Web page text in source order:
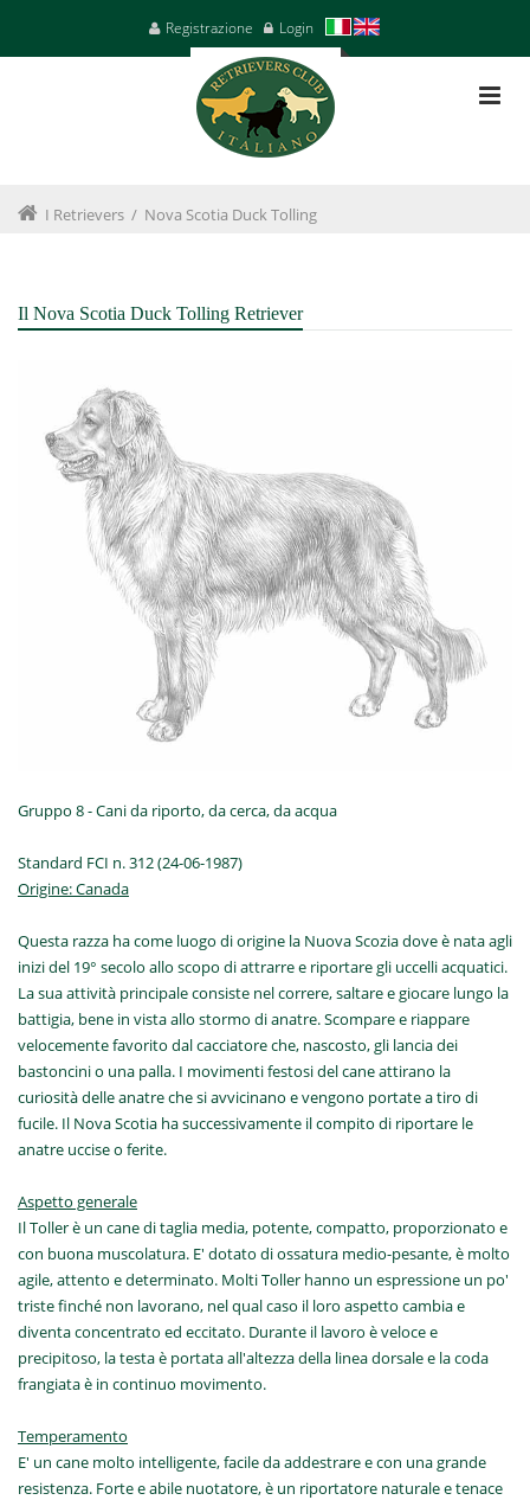
Registrazione Login
I Retrievers / Nova Scotia Duck Tolling
Il Nova Scotia Duck Tolling Retriever
Gruppo 8 - Cani da riporto, da cerca, da acqua
Standard FCI n. 312 (24-06-1987)
Origine: Canada
Questa razza ha come luogo di origine la Nuova Scozia dove è nata agli
inizi del 19° secolo allo scopo di attrarre e riportare gli uccelli acquatici.
La sua attività principale consiste nel correre, saltare e giocare lungo la
battigia, bene in vista allo stormo di anatre. Scompare e riappare
velocemente favorito dal cacciatore che, nascosto, gli lancia dei
bastoncini o una palla. I movimenti festosi del cane attirano la
curiosità delle anatre che si avvicinano e vengono portate a tiro di
fucile. Il Nova Scotia ha successivamente il compito di riportare le
anatre uccise o ferite.
Aspetto generale
Il Toller è un cane di taglia media, potente, compatto, proporzionato e
con buona muscolatura. E' dotato di ossatura medio-pesante, è molto
agile, attento e determinato. Molti Toller hanno un espressione un po'
triste finché non lavorano, nel qual caso il loro aspetto cambia e
diventa concentrato ed eccitato. Durante il lavoro è veloce e
precipitoso, la testa è portata all'altezza della linea dorsale e la coda
frangiata è in continuo movimento.
Temperamento
E' un cane molto intelligente, facile da addestrare e con una grande
resistenza. Forte e abile nuotatore, è un riportatore naturale e tenace